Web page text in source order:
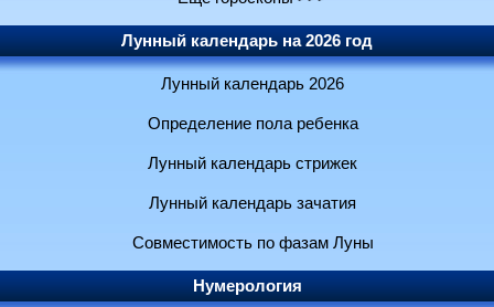
Лунный календарь на 2026 год
Лунный календарь 2026
Определение пола ребенка
Лунный календарь стрижек
Лунный календарь зачатия
Совместимость по фазам Луны
Нумерология